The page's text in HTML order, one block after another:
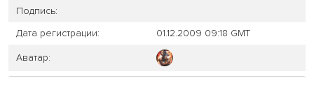
Подпись:
Дата регистрации:
01.12.2009 09:18 GMT
Аватар: